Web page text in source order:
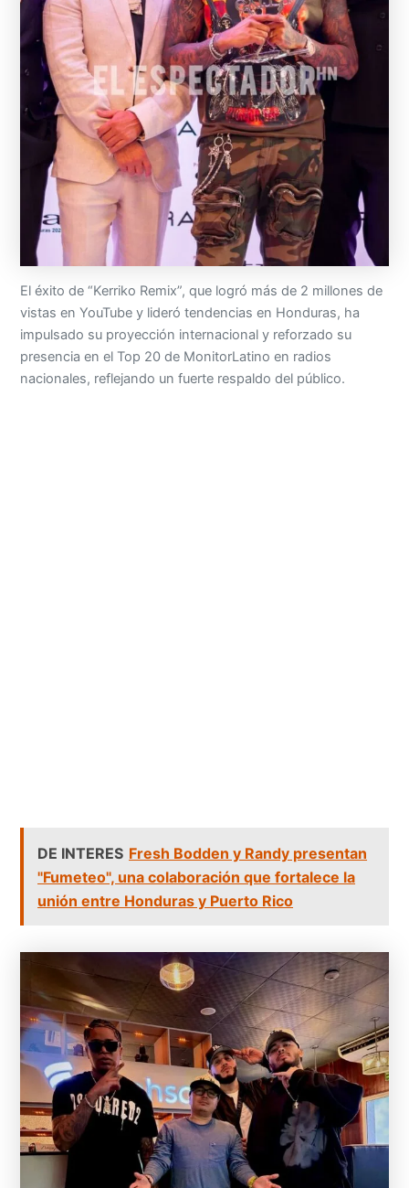
El éxito de “Kerriko Remix”, que logró más de 2 millones de
vistas en YouTube y lideró tendencias en Honduras, ha
impulsado su proyección internacional y reforzado su
presencia en el Top 20 de MonitorLatino en radios
nacionales, reflejando un fuerte respaldo del público.
DE INTERES Fresh Bodden y Randy presentan
"Fumeteo", una colaboración que fortalece la
unión entre Honduras y Puerto Rico